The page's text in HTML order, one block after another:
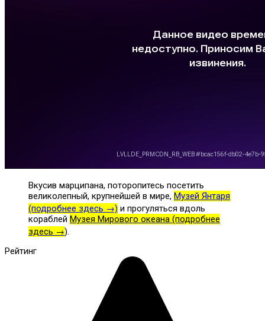
Вкусив марципана, поторопитесь посетить
великолепный, крупнейшей в мире, Музей Янтаря
(подробнее здесь →) и прогуляться вдоль
кораблей Музея Мирового океана (подробнее
здесь →).
Рейтинг